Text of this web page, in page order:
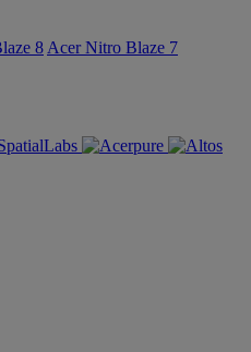
8 Acer Nitro Blaze 7